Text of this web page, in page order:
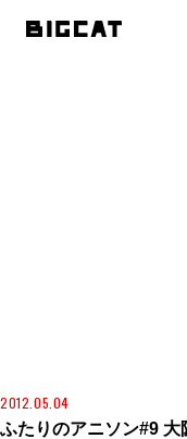
2012.05.04
ふたりのアニソン#9 大